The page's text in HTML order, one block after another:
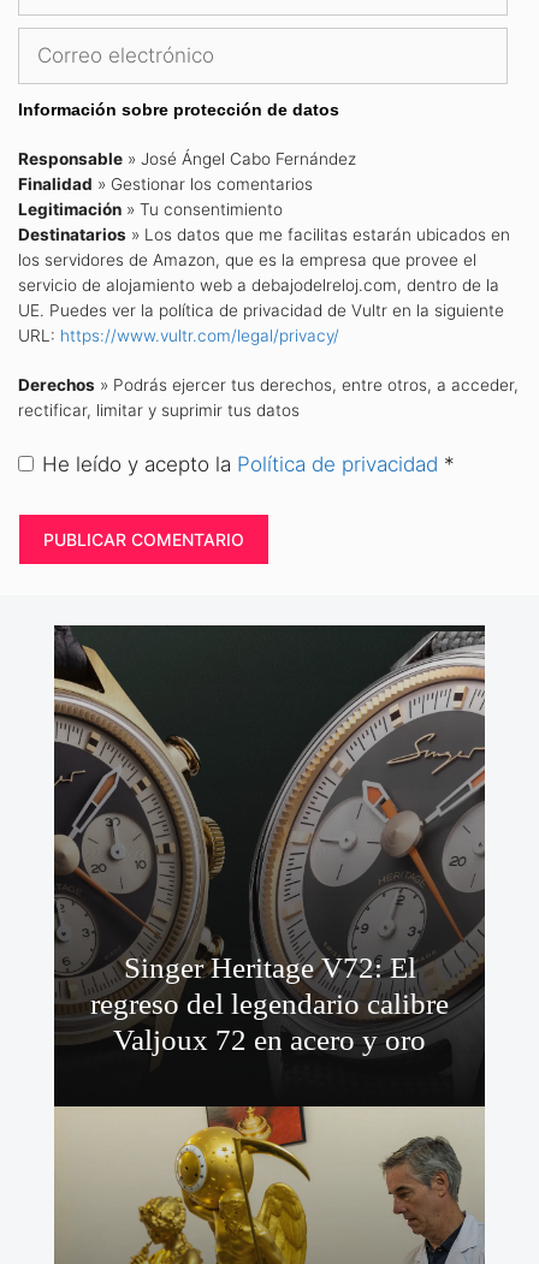
Correo
Información sobre protección de datos
Responsable » José Ángel Cabo Fernández
Finalidad » Gestionar los comentarios
Legitimación » Tu consentimiento
Destinatarios » Los datos que me facilitas estarán ubicados en
los servidores de Amazon, que es la empresa que provee el
servicio de alojamiento web a debajodelreloj.com, dentro de la
UE. Puedes ver la política de privacidad de Vultr en la siguiente
URL: https://www.vultr.com/legal/privacy/
Derechos » Podrás ejercer tus derechos, entre otros, a acceder,
rectificar, limitar y suprimir tus datos
He leído y acepto la Política de privacidad *
Singer Heritage V72: El
regreso del legendario calibre
Valjoux 72 en acero y oro